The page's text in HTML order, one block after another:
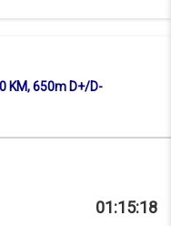
KM, 650m D+/D-
01:15:18